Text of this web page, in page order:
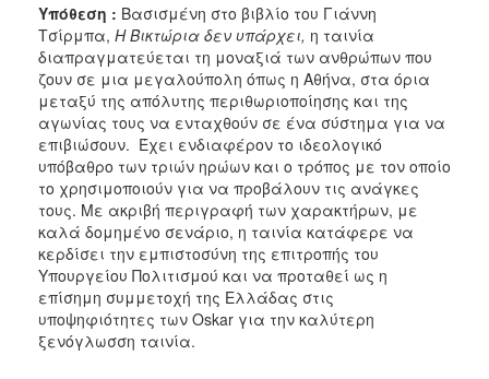
Υπόθεση : Βασισμένη στο βιβλίο του Γιάννη
Τσίρμπα, Η Βικτώρια δεν υπάρχει, η ταινία
διαπραγματεύεται τη μοναξιά των ανθρώπων που
ζουν σε μια μεγαλούπολη όπως η Αθήνα, στα όρια
μεταξύ της απόλυτης περιθωριοποίησης και της
αγωνίας τους να ενταχθούν σε ένα σύστημα για να
επιβιώσουν. Έχει ενδιαφέρον το ιδεολογικό
υπόβαθρο των τριών ηρώων και ο τρόπος με τον οποίο
το χρησιμοποιούν για να προβάλουν τις ανάγκες
τους. Με ακριβή περιγραφή των χαρακτήρων, με
καλά δομημένο σενάριο, η ταινία κατάφερε να
κερδίσει την εμπιστοσύνη της επιτροπής του
Υπουργείου Πολιτισμού και να προταθεί ως η
επίσημη συμμετοχή της Ελλάδας στις
υποψηφιότητες των Oskar για την καλύτερη
ξενόγλωσση ταινία.